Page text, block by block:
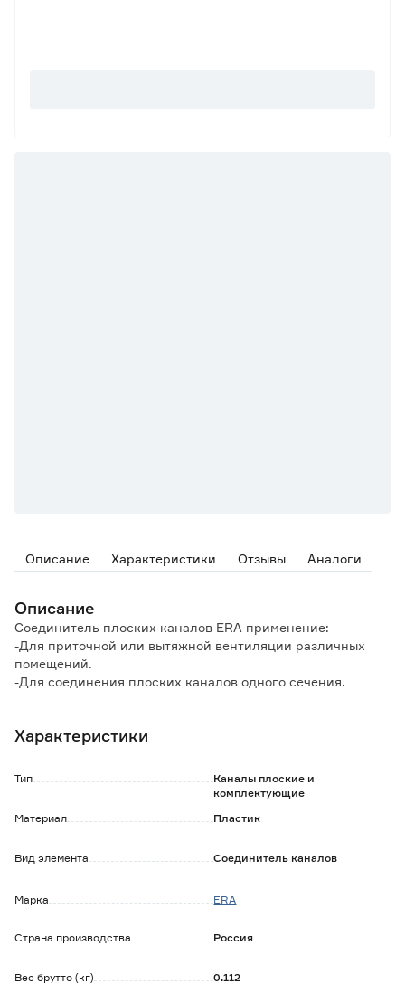
Описание Характеристики Отзывы Аналоги
Описание
Соединитель плоских каналов ERA применение:
-Для приточной или вытяжной вентиляции различных
помещений.
-Для cоединения плоских каналов одного сечения.
-Изготавливается из пластика белого цвета.
специальным ограничителем для удобной стыковки.
-Оборудован гравитационным клапаном для
Характеристики
Тип
Каналы плоские и
комплектующие
Материал
Пластик
Вид элемента Соединитель каналов
Марка ERA
Страна производства Россия
Вес брутто (кг) 0.112